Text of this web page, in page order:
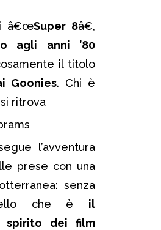
â€œSuper 8â€,
agli anni ’80
il titolo
Goonies. Chi è
ritrova
l’avventura
prese con una
senza
che è il
spirito dei film